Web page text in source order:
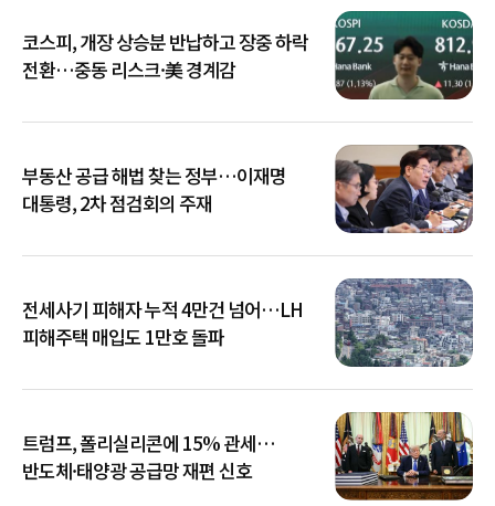
코스피, 개장 상승분 반납하고 장중 하락
전환…중동 리스크·美 경계감
부동산 공급 해법 찾는 정부…이재명
대통령, 2차 점검회의 주재
전세사기 피해자 누적 4만건 넘어…LH
피해주택 매입도 1만호 돌파
트럼프, 폴리실리콘에 15% 관세…
반도체·태양광 공급망 재편 신호